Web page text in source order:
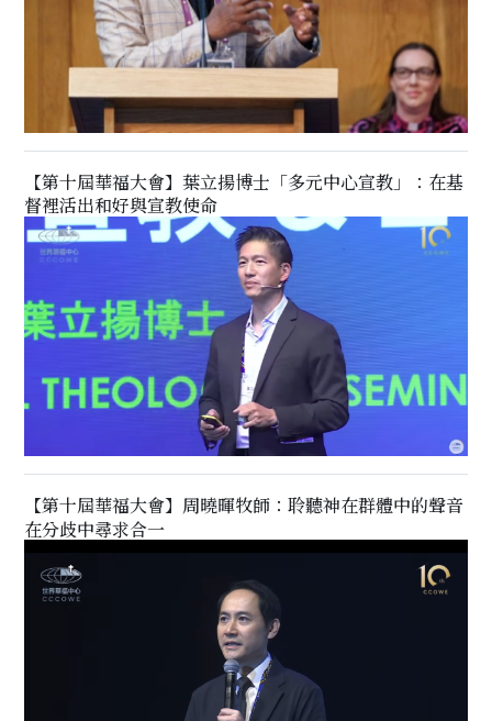
【第十屆華福大會】葉立揚博士「多元中心宣教」：在基
督裡活出和好與宣教使命
【第十屆華福大會】周曉暉牧師：聆聽神在群體中的聲音
在分歧中尋求合一